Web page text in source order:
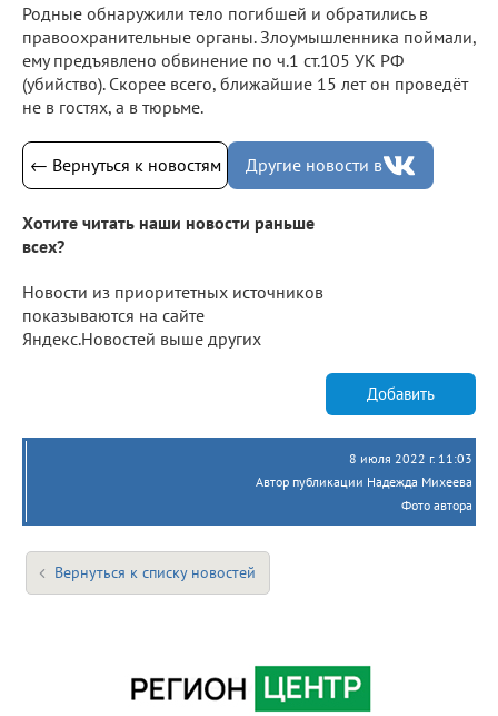
Родные обнаружили тело погибшей и обратились в
правоохранительные органы. Злоумышленника поймали,
ему предъявлено обвинение по ч.1 ст.105 УК РФ
(убийство). Скорее всего, ближайшие 15 лет он проведёт
не в гостях, а в тюрьме.
← Вернуться к новостям Другие новости в
Хотите читать наши новости раньше
всех?
Новости из приоритетных источников
показываются на сайте
Яндекс.Новостей выше других
Добавить
8 июля 2022 г. 11:03
Автор публикации Надежда Михеева
Фото автора
Вернуться к списку новостей